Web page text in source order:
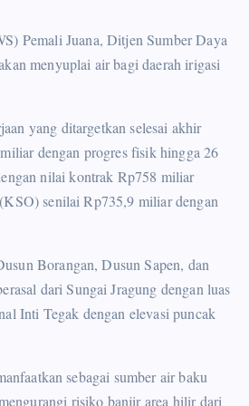
Pemali Juana, Ditjen Sumber Daya
menyuplai air bagi daerah irigasi
yang ditargetkan selesai akhir
dengan progres fisik hingga 26
nilai kontrak Rp758 miliar
senilai Rp735,9 miliar dengan
Borangan, Dusun Sapen, dan
dari Sungai Jragung dengan luas
Inti Tegak dengan elevasi puncak
sebagai sumber air baku
risiko banjir area hilir dari